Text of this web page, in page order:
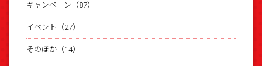
キャンペーン（87）
イベント（27）
そのほか（14）